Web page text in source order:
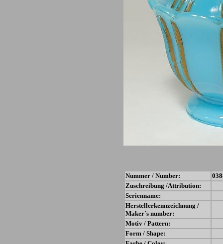
Nummer / Number:
Zuschreibung /Attribution:
Serienname:
Herstellerkennzeichnung /
Maker´s number:
Motiv / Pattern:
Form / Shape: